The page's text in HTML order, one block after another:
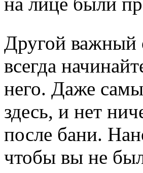
Другой важный
всегда
него. Даже
здесь, и нет
после бани.
чтобы вы не